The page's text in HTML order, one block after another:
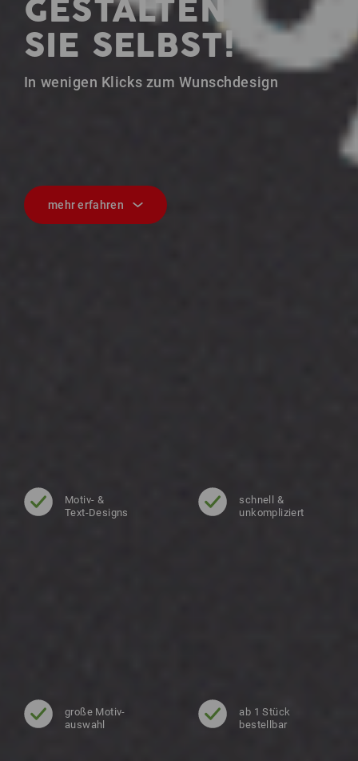
GESTALTEN
SIE SELBST!
In wenigen Klicks zum Wunschdesign
mehr erfahren
Motiv- &
Text-Designs
schnell &
unkompliziert
große Motiv-
auswahl
ab 1 Stück
bestellbar